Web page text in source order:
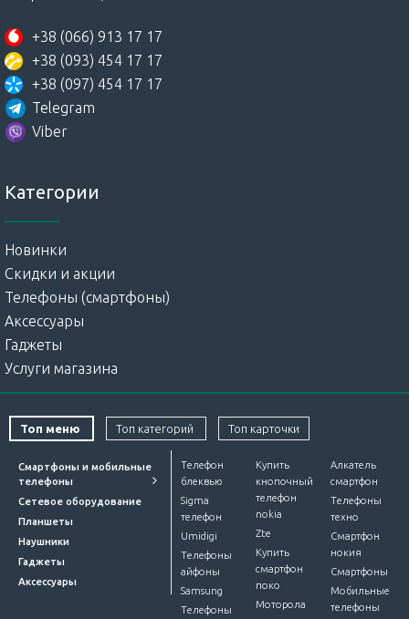
+38 (066) 913 17 17
+38 (093) 454 17 17
+38 (097) 454 17 17
Telegram
Viber
Категории
Новинки
Скидки и акции
Телефоны (смартфоны)
Аксессуары
Гаджеты
Услуги магазина
Топ меню Топ категорий Топ карточки
Смартфоны и мобильные
телефоны
Сетевое оборудование
Планшеты
Наушники
Гаджеты
Аксессуары
Телефон
блеквью
Sigma
телефон
Umidigi
Телефоны
айфоны
Samsung
Телефоны
Купить
кнопочный
телефон
nokia
Zte
Купить
смартфон
поко
Моторола
Алкатель
смартфон
Телефоны
техно
Смартфон
нокия
Смартфоны
Мобильные
телефоны